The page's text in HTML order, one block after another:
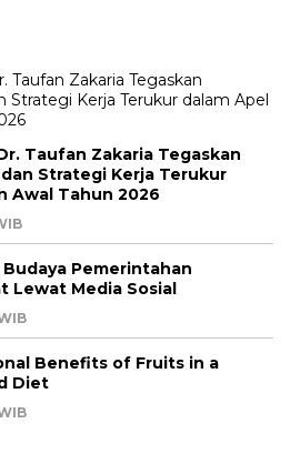
Taufan Zakaria Tegaskan
Strategi Kerja Terukur
Awal Tahun 2026
Pemerintahan
Lewat Media Sosial
Benefits of Fruits in a
Diet